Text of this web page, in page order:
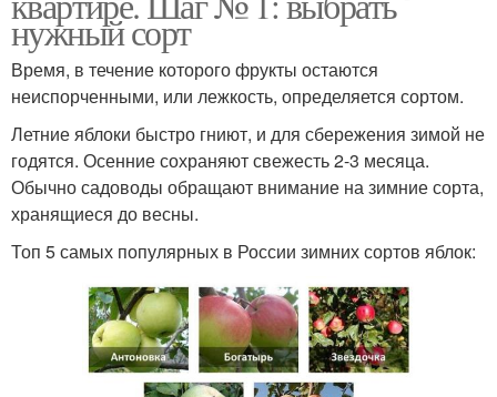
нужный сорт
Время, в течение которого фрукты остаются
неиспорченными, или лежкость, определяется сортом.
Летние яблоки быстро гниют, и для сбережения зимой не
годятся. Осенние сохраняют свежесть 2-3 месяца.
Обычно садоводы обращают внимание на зимние сорта,
хранящиеся до весны.
Топ 5 самых популярных в России зимних сортов яблок: